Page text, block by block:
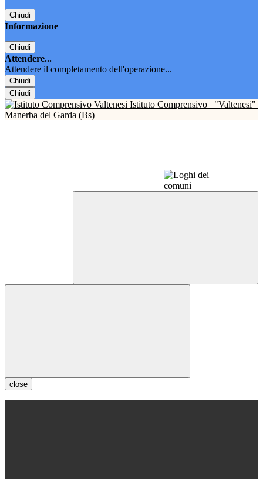
Chiudi
Informazione
Chiudi
Attendere...
Attendere il completamento dell'operazione...
Chiudi
Chiudi
Istituto Comprensivo
"Valtenesi"
Manerba del Garda (Bs)
close